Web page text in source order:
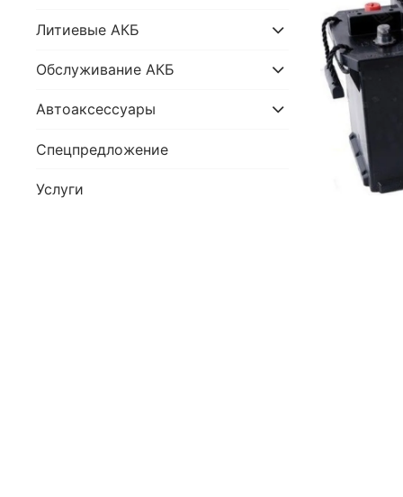
Литиевые АКБ
Обслуживание АКБ
Автоаксессуары
Спецпредложение
Услуги